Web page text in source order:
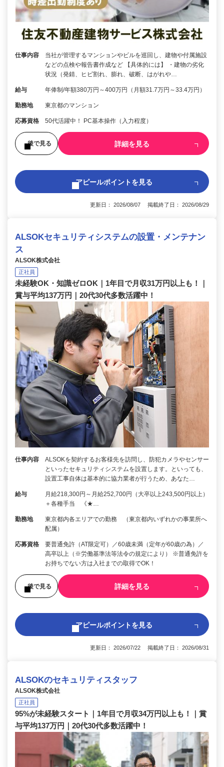
仕事内容
当社が管理するマンションやビルを巡回し、建物や付属施設
などの点検や報告書作成など 【具体的には】 ・建物の劣化
状況（発錆、ヒビ割れ、膨れ、破断、はがれや…
給与 年俸制/年額380万円～400万円（月額31.7万円～33.4万円）
勤務地 東京都のマンション
応募資格 50代活躍中！ PC基本操作（入力程度）
後で見る 詳細を見る
アピールポイントを見る
更新日： 2026/08/07 掲載終了日： 2026/08/29
ALSOKセキュリティシステムの設置・メンテナン
ス
ALSOK株式会社
正社員
未経験OK・知識ゼロOK｜1年目で月収31万円以上も！｜
賞与平均137万円｜20代30代多数活躍中！
仕事内容
ALSOKを契約するお客様先を訪問し、防犯カメラやセンサー
といったセキュリティシステムを設置します。といっても、
設置工事自体は基本的に協力業者が行うため、あなた…
給与
月給218,300円～月給252,700円（大卒以上243,500円以上）
＋各種手当 《★…
勤務地
東京都内各エリアでの勤務 （東京都内いずれかの事業所へ
配属）
応募資格
要普通免許（AT限定可）／60歳未満（定年が60歳の為）／
高卒以上（※労働基準法等法令の規定により） ※普通免許を
お持ちでない方は入社までの取得でOK！
後で見る 詳細を見る
アピールポイントを見る
更新日： 2026/07/22 掲載終了日： 2026/08/31
ALSOKのセキュリティスタッフ
ALSOK株式会社
正社員
95%が未経験スタート｜1年目で月収34万円以上も！｜賞
与平均137万円｜20代30代多数活躍中！